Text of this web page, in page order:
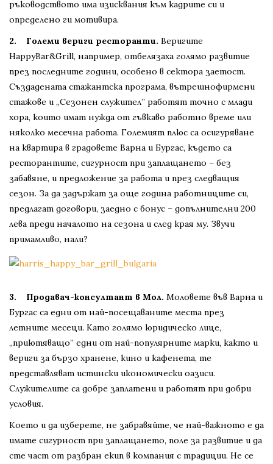
ръководството има изисквания към кадрите си и
определено ги мотивира.
2. Големи вериги ресторанти. Веригите
HappyBar&Grill, например, отбелязаха голямо развитие
през последните години, особено в сектора заетост.
Създадената стажантска програма, вътрешнофирмени
стажове и „Сезонен служител” работят точно с млади
хора, които имат нужда от гъвкаво работно време или
няколко месечна работа. Големият плюс са осигуряване
на квартира в градовете Варна и Бургас, където са
ресторантите, сигурност при заплащането – без
забавяне, и предложение за работа и през следващия
сезон. За да задържат за още година работниците си,
предлагат договори, заедно с бонус – допълнителни 200
лева преди началото на сезона и след края му. Звучи
примамливо, нали?
3. Продавач-консултант в Мол. Моловете във Варна и
Бургас са едни от най-посещаваните места през
летните месеци. Като голямо юридическо лице,
„приютяващо” едни от най-популярните марки, както и
вериги за бързо хранене, кино и кафенета, те
представляват истински икономически оазиси.
Служителите са добре заплатени и работят при добри
условия.
Което и да изберете, не забравяйте, че най-важното е да
имате сигурност при заплащането, поле за развитие и да
сте част от разбран екип в компания с традиции. Не се